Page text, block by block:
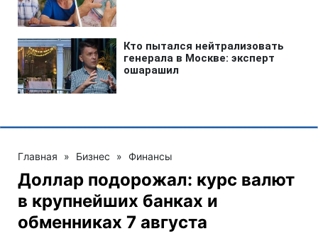
Главная » Бизнес » Финансы
Доллар подорожал: курс валют
в крупнейших банках и
обменниках 7 августа